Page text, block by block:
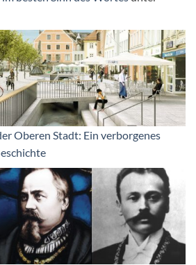
Oberen Stadt: Ein verborgenes